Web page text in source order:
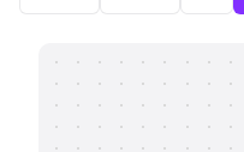
客户案例